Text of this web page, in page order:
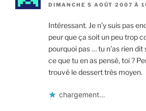
DIMANCHE 5 AOÛT 2007 À
Intéressant. Je n’y suis pas
peur que ça soit un peu trop
pourquoi pas … tu n’as rien dit
ce que tu en as pensé, toi ?
trouvé le dessert très moyen.
chargement…